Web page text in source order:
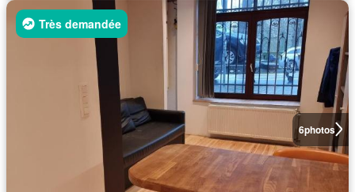
6photos
Très demandée